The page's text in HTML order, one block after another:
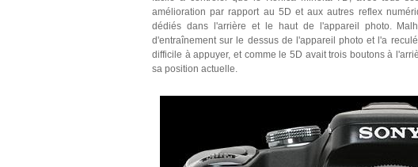
amélioration par rapport au 5D et aux autres reflex
dédiés dans l'arrière et le haut de l'appareil photo.
d'entraînement sur le dessus de l'appareil photo et l'a
difficile à appuyer, et comme le 5D avait trois boutons à
sa position actuelle.